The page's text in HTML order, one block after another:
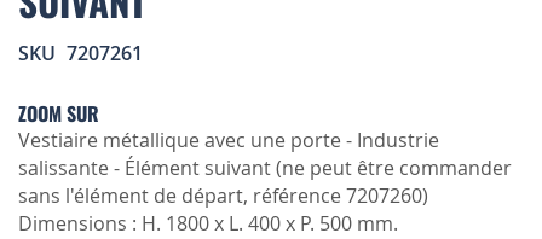
images
SKU 7207261
ZOOM SUR
Vestiaire métallique avec une porte - Industrie
salissante - Élément suivant (ne peut être commander
sans l'élément de départ, référence 7207260)
Dimensions : H. 1800 x L. 400 x P. 500 mm.